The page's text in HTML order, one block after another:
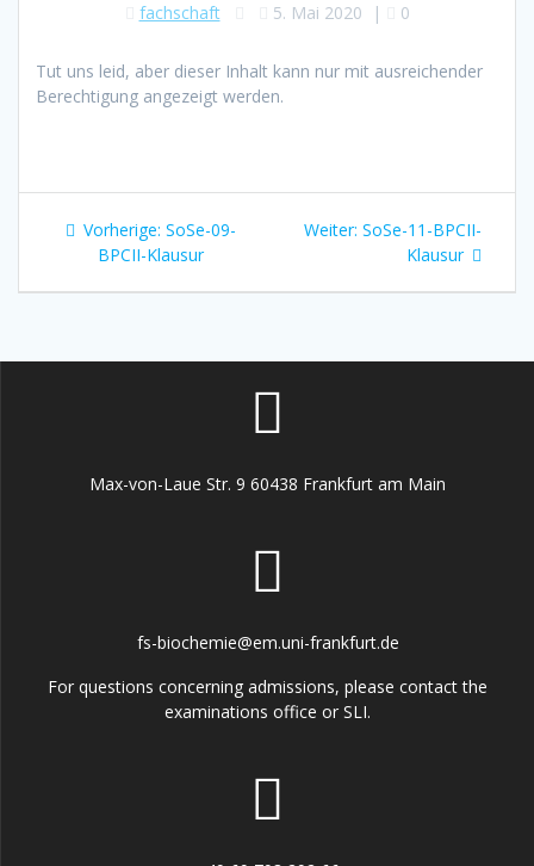
fachschaft 5. Mai 2020 | 0
Tut uns leid, aber dieser Inhalt kann nur mit ausreichender
Berechtigung angezeigt werden.
Beitragsnavigation
Vorherige: Vorheriger
Beitrag:
SoSe-09-
BPCII-Klausur
Weiter: Nächster
Beitrag:
SoSe-11-BPCII-
Klausur
Max-von-Laue Str. 9 60438 Frankfurt am Main
fs-biochemie@em.uni-frankfurt.de
For questions concerning admissions, please contact the
examinations office or SLI.